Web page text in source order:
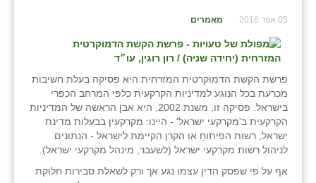
05 אפר 2016 מאמרים
פרשת הקשת הדמוקרטית המזרחית היא פסיקה בעלת חשיבות
מכרעת בכל הנוגע למדיניות הקרקעית כלפי המרחב הכפרי
בישראל. פסיקה זו, משנת 2002, היא אבן הראשה של המדיניות
הקרקעית ב'מקרקעי ישראל' - היינו: מקרקעין בבעלות מדינת
ישראל, רשות הפיתוחַ או הקרן הקיימת לישראל - הנתונים
לניהול רשות מקרקעי ישראל (לשעבר, מינהל מקרקעי ישראל).
אף על פי שפסק הדין עצמו נגע אך ורק לשאלת סבירות חלוקת